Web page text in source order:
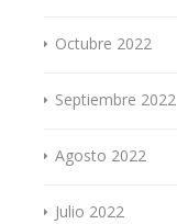
Octubre 2022
Septiembre 2022
Agosto 2022
Julio 2022